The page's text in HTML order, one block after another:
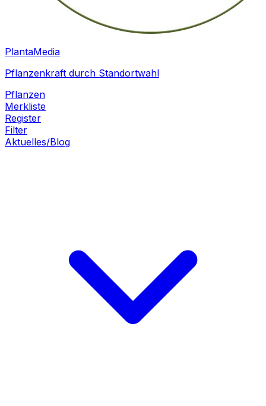
PlantaMedia
Pflanzenkraft durch Standortwahl
Pflanzen
Merkliste
Register
Filter
Aktuelles/Blog